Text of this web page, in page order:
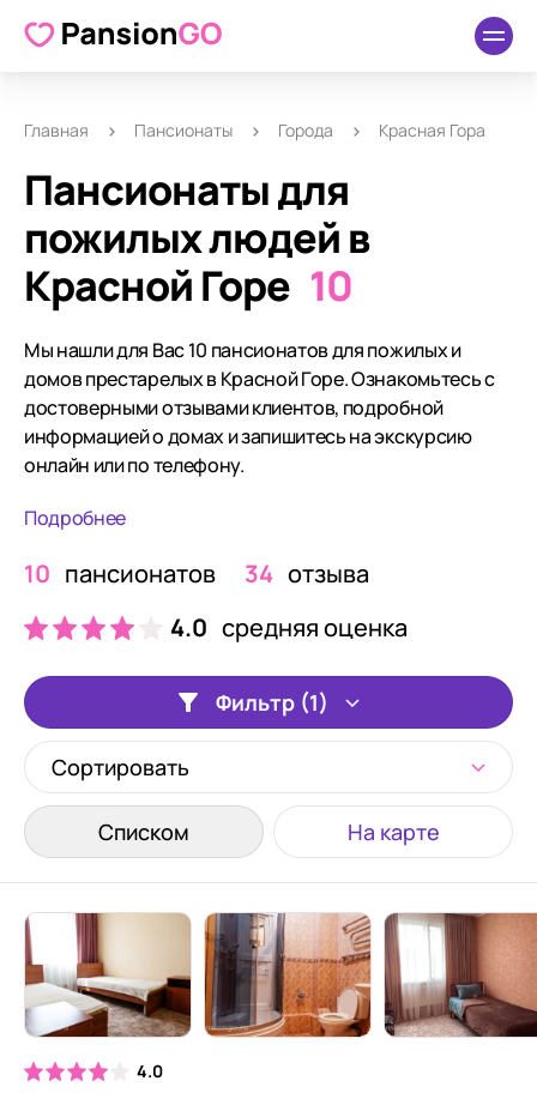
Главная Пансионаты Города Красная Гора
Пансионаты для
пожилых людей в
Красной Горе 10
Мы нашли для Вас 10 пансионатов для пожилых и
домов престарелых в Красной Горе. Ознакомьтесь с
достоверными отзывами клиентов, подробной
информацией о домах и запишитесь на экскурсию
онлайн или по телефону.
Подробнее
10 пансионатов 34 отзыва
4.0 средняя оценка
Фильтр (1)
Сортировать
Списком На карте
4.0